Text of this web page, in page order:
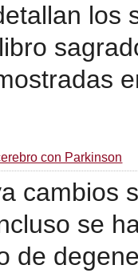
los
con Parkinson
cambios
se
de